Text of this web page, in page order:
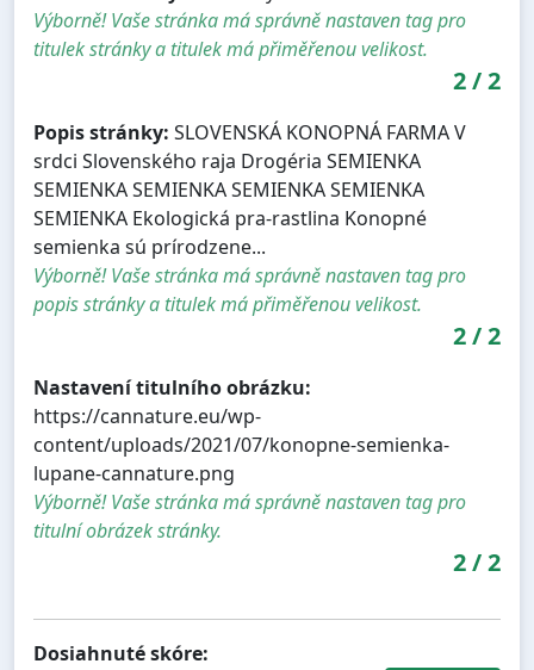
Výborně! Vaše stránka má správně nastaven tag pro
titulek stránky a titulek má přiměřenou velikost.
2/2
Popis stránky: SLOVENSKÁ KONOPNÁ FARMA V
srdci Slovenského raja Drogéria SEMIENKA
SEMIENKA SEMIENKA SEMIENKA SEMIENKA
SEMIENKA Ekologická pra-rastlina Konopné
semienka sú prírodzene...
Výborně! Vaše stránka má správně nastaven tag pro
popis stránky a titulek má přiměřenou velikost.
2/2
Nastavení titulního obrázku:
https://cannature.eu/wp-
content/uploads/2021/07/konopne-semienka-
lupane-cannature.png
Výborně! Vaše stránka má správně nastaven tag pro
titulní obrázek stránky.
2/2
Dosiahnuté skóre: